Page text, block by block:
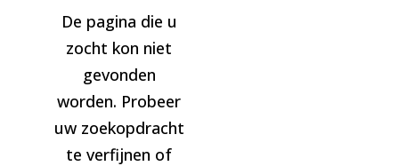
De pagina die u
zocht kon niet
gevonden
worden. Probeer
uw zoekopdracht
te verfijnen of